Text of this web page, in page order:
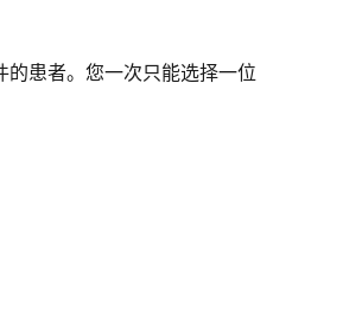
患者。您一次只能选择一位